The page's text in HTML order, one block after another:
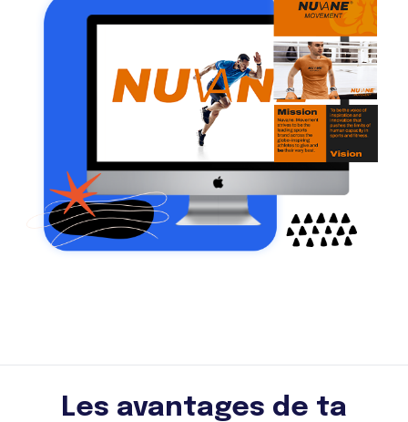
Les avantages de ta